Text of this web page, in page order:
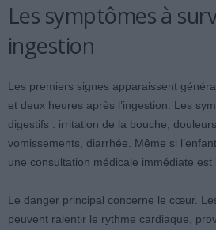
Les symptômes à
ingestion
Les premiers signes apparaissent
et deux heures après l’ingestion. Les
digestifs : irritation de la bouche,
vomissements, diarrhée. Même si
une consultation médicale immédiate est
Le danger principal concerne le cœur.
peuvent ralentir le rythme cardiaque,